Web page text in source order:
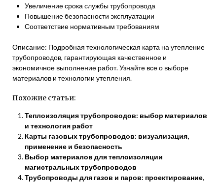
Увеличение срока службы трубопровода
Повышение безопасности эксплуатации
Соответствие нормативным требованиям
Описание: Подробная технологическая карта на утепление
трубопроводов, гарантирующая качественное и
экономичное выполнение работ. Узнайте все о выборе
материалов и технологии утепления.
Похожие статьи:
Теплоизоляция трубопроводов: выбор материалов
и технология работ
Карты газовых трубопроводов: визуализация,
применение и безопасность
Выбор материалов для теплоизоляции
магистральных трубопроводов
Трубопроводы для газов и паров: проектирование,